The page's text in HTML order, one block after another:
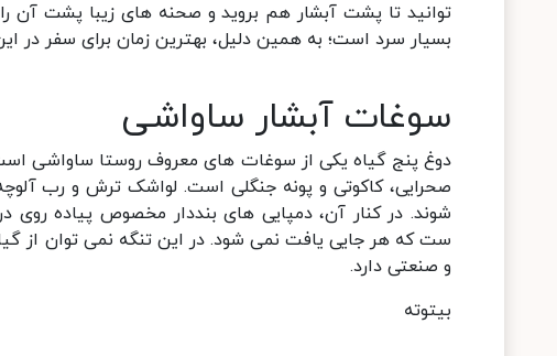
توانید تا پشت آبشار هم بروید و صحنه های زیبا پشت آن
بسیار سرد است؛ به همین دلیل، بهترین زمان برای سفر در
سوغات آبشار ساواشی
دوغ پنج گیاه یکی از سوغات های معروف روستا ساواشی
صحرایی، کاکوتی و پونه جنگلی است. لواشک ترش و رب
شوند. در کنار آن، دمپایی های بنددار مخصوص پیاده
ست که هر جایی یافت نمی شود. در این تنگه نمی توان از
و صنعتی دارد.
بیتوته